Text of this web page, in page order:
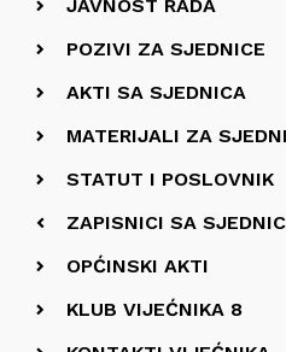
JAVNOST RADA
POZIVI ZA SJEDNICE
AKTI SA SJEDNICA
MATERIJALI ZA
STATUT I POSLOVNIK
ZAPISNICI SA
OPĆINSKI AKTI
KLUB VIJEĆNIKA 8